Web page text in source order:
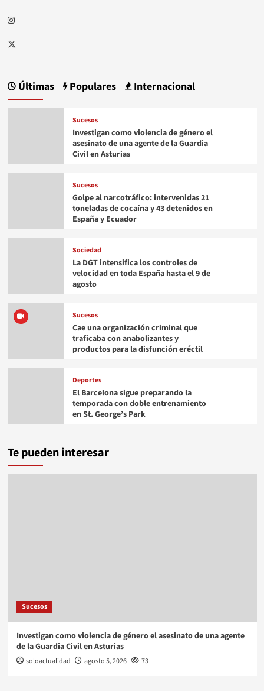
Instagram
Twitter
Últimas Populares Internacional
Sucesos
Investigan como violencia de género el
asesinato de una agente de la Guardia
Civil en Asturias
Sucesos
Golpe al narcotráfico: intervenidas 21
toneladas de cocaína y 43 detenidos en
España y Ecuador
Sociedad
La DGT intensifica los controles de
velocidad en toda España hasta el 9 de
agosto
Sucesos
Cae una organización criminal que
traficaba con anabolizantes y
productos para la disfunción eréctil
Deportes
El Barcelona sigue preparando la
temporada con doble entrenamiento
en St. George’s Park
Te pueden interesar
Sucesos
Investigan como violencia de género el asesinato de una agente
de la Guardia Civil en Asturias
soloactualidad agosto 5, 2026 73